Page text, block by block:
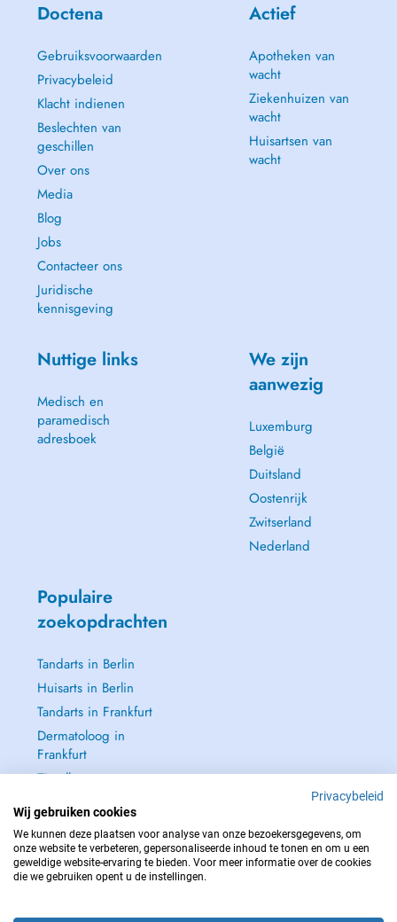
Doctena
Gebruiksvoorwaarden
Privacybeleid
Klacht indienen
Beslechten van
geschillen
Over ons
Media
Blog
Jobs
Contacteer ons
Juridische
kennisgeving
Actief
Apotheken van
wacht
Ziekenhuizen van
wacht
Huisartsen van
wacht
Nuttige links
Medisch en
paramedisch
adresboek
We zijn
aanwezig
Luxemburg
België
Duitsland
Oostenrijk
Zwitserland
Nederland
Populaire
zoekopdrachten
Tandarts in Berlin
Huisarts in Berlin
Tandarts in Frankfurt
Dermatoloog in
Frankfurt
Zie alle →
NEEM IN GEVAL VAN NOOD CONTACT OP MET : 112
Privacybeleid
Wij gebruiken cookies
We kunnen deze plaatsen voor analyse van onze bezoekersgegevens, om
onze website te verbeteren, gepersonaliseerde inhoud te tonen en om u een
geweldige website-ervaring te bieden. Voor meer informatie over de cookies
die we gebruiken opent u de instellingen.